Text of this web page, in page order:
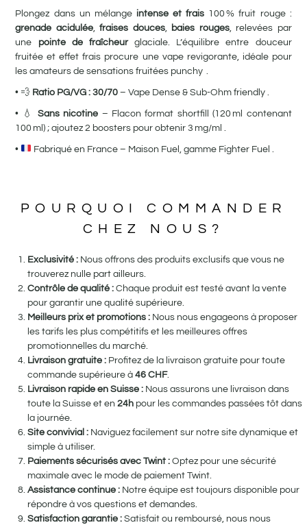
Plongez dans un mélange intense et frais 100 % fruit rouge :
grenade acidulée,fraises douces, baies rouges, relevées par
une
pointe de fraîcheurglaciale. L’équilibre entre douceur
fruitée et effet frais procure une vape revigorante, idéale pour
les amateurs de sensations fruitées punchy .
• 💨 Ratio PG/VG : 30/70 – Vape Dense & Sub-Ohm friendly .
• 💧 Sans nicotine – Flacon format shortfill (120 ml contenant
100 ml) ; ajoutez 2 boosters pour obtenir 3 mg/ml .
• Fabriqué en France – Maison Fuel, gamme Fighter Fuel .
POURQUOI COMMANDER
CHEZ NOUS?
Exclusivité : Nous offrons des produits exclusifs que vous ne
trouverez nulle part ailleurs.
Contrôle de qualité : Chaque produit est testé avant la vente
pour garantir une qualité supérieure.
Meilleurs prix et promotions : Nous nous engageons à proposer
les tarifs les plus compétitifs et les meilleures offres
promotionnelles du marché.
Livraison gratuite : Profitez de la livraison gratuite pour toute
commande supérieure à 46 CHF.
Livraison rapide en Suisse : Nous assurons une livraison dans
toute la Suisse et en 24h pour les commandes passées tôt dans
la journée.
Site convivial : Naviguez facilement sur notre site dynamique et
simple à utiliser.
Paiements sécurisés avec Twint : Optez pour une sécurité
maximale avec le mode de paiement Twint.
Assistance continue : Notre équipe est toujours disponible pour
répondre à vos questions et demandes.
Satisfaction garantie : Satisfait ou remboursé, nous nous